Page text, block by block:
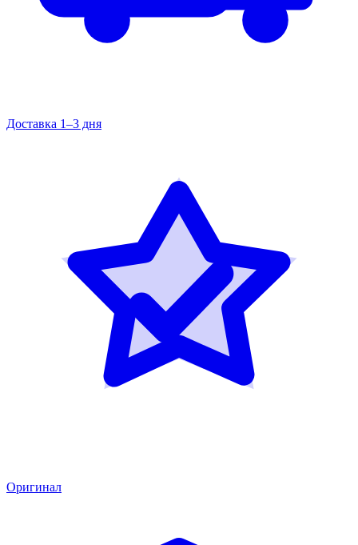
Доставка 1–3 дня
Оригинал